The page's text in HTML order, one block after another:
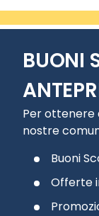
BUONI
Per ottenere
nostre
Buoni
Offerte